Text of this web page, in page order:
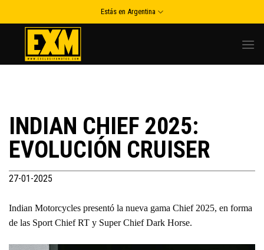
to
Estás en Argentina
INDIAN CHIEF 2025:
EVOLUCIÓN CRUISER
27-01-2025
Indian Motorcycles presentó la nueva gama Chief 2025, en forma
de las Sport Chief RT y Super Chief Dark Horse.